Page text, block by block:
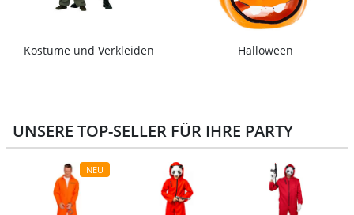
Kostüme und Verkleiden Halloween
UNSERE TOP-SELLER FÜR IHRE PARTY
NEU